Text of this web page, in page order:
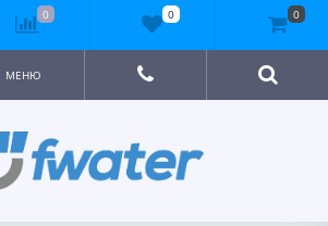
МЕНЮ
0 0 0